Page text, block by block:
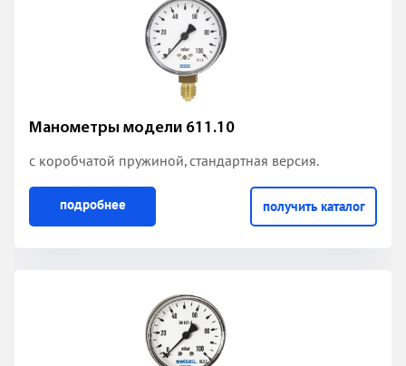
Манометры модели 611.10
с коробчатой пружиной, стандартная версия.
подробнее получить каталог